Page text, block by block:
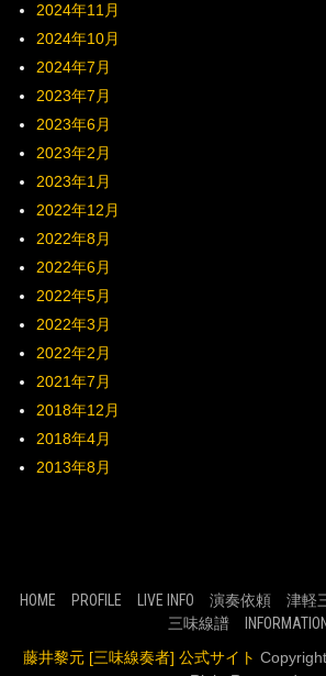
2024年11月
2024年10月
2024年7月
2023年7月
2023年6月
2023年2月
2023年1月
2022年12月
2022年8月
2022年6月
2022年5月
2022年3月
2022年2月
2021年7月
2018年12月
2018年4月
2013年8月
HOME PROFILE LIVE INFO 演奏依頼 津軽
三味線譜
INFORMATION
藤井黎元 [三味線奏者] 公式サイト